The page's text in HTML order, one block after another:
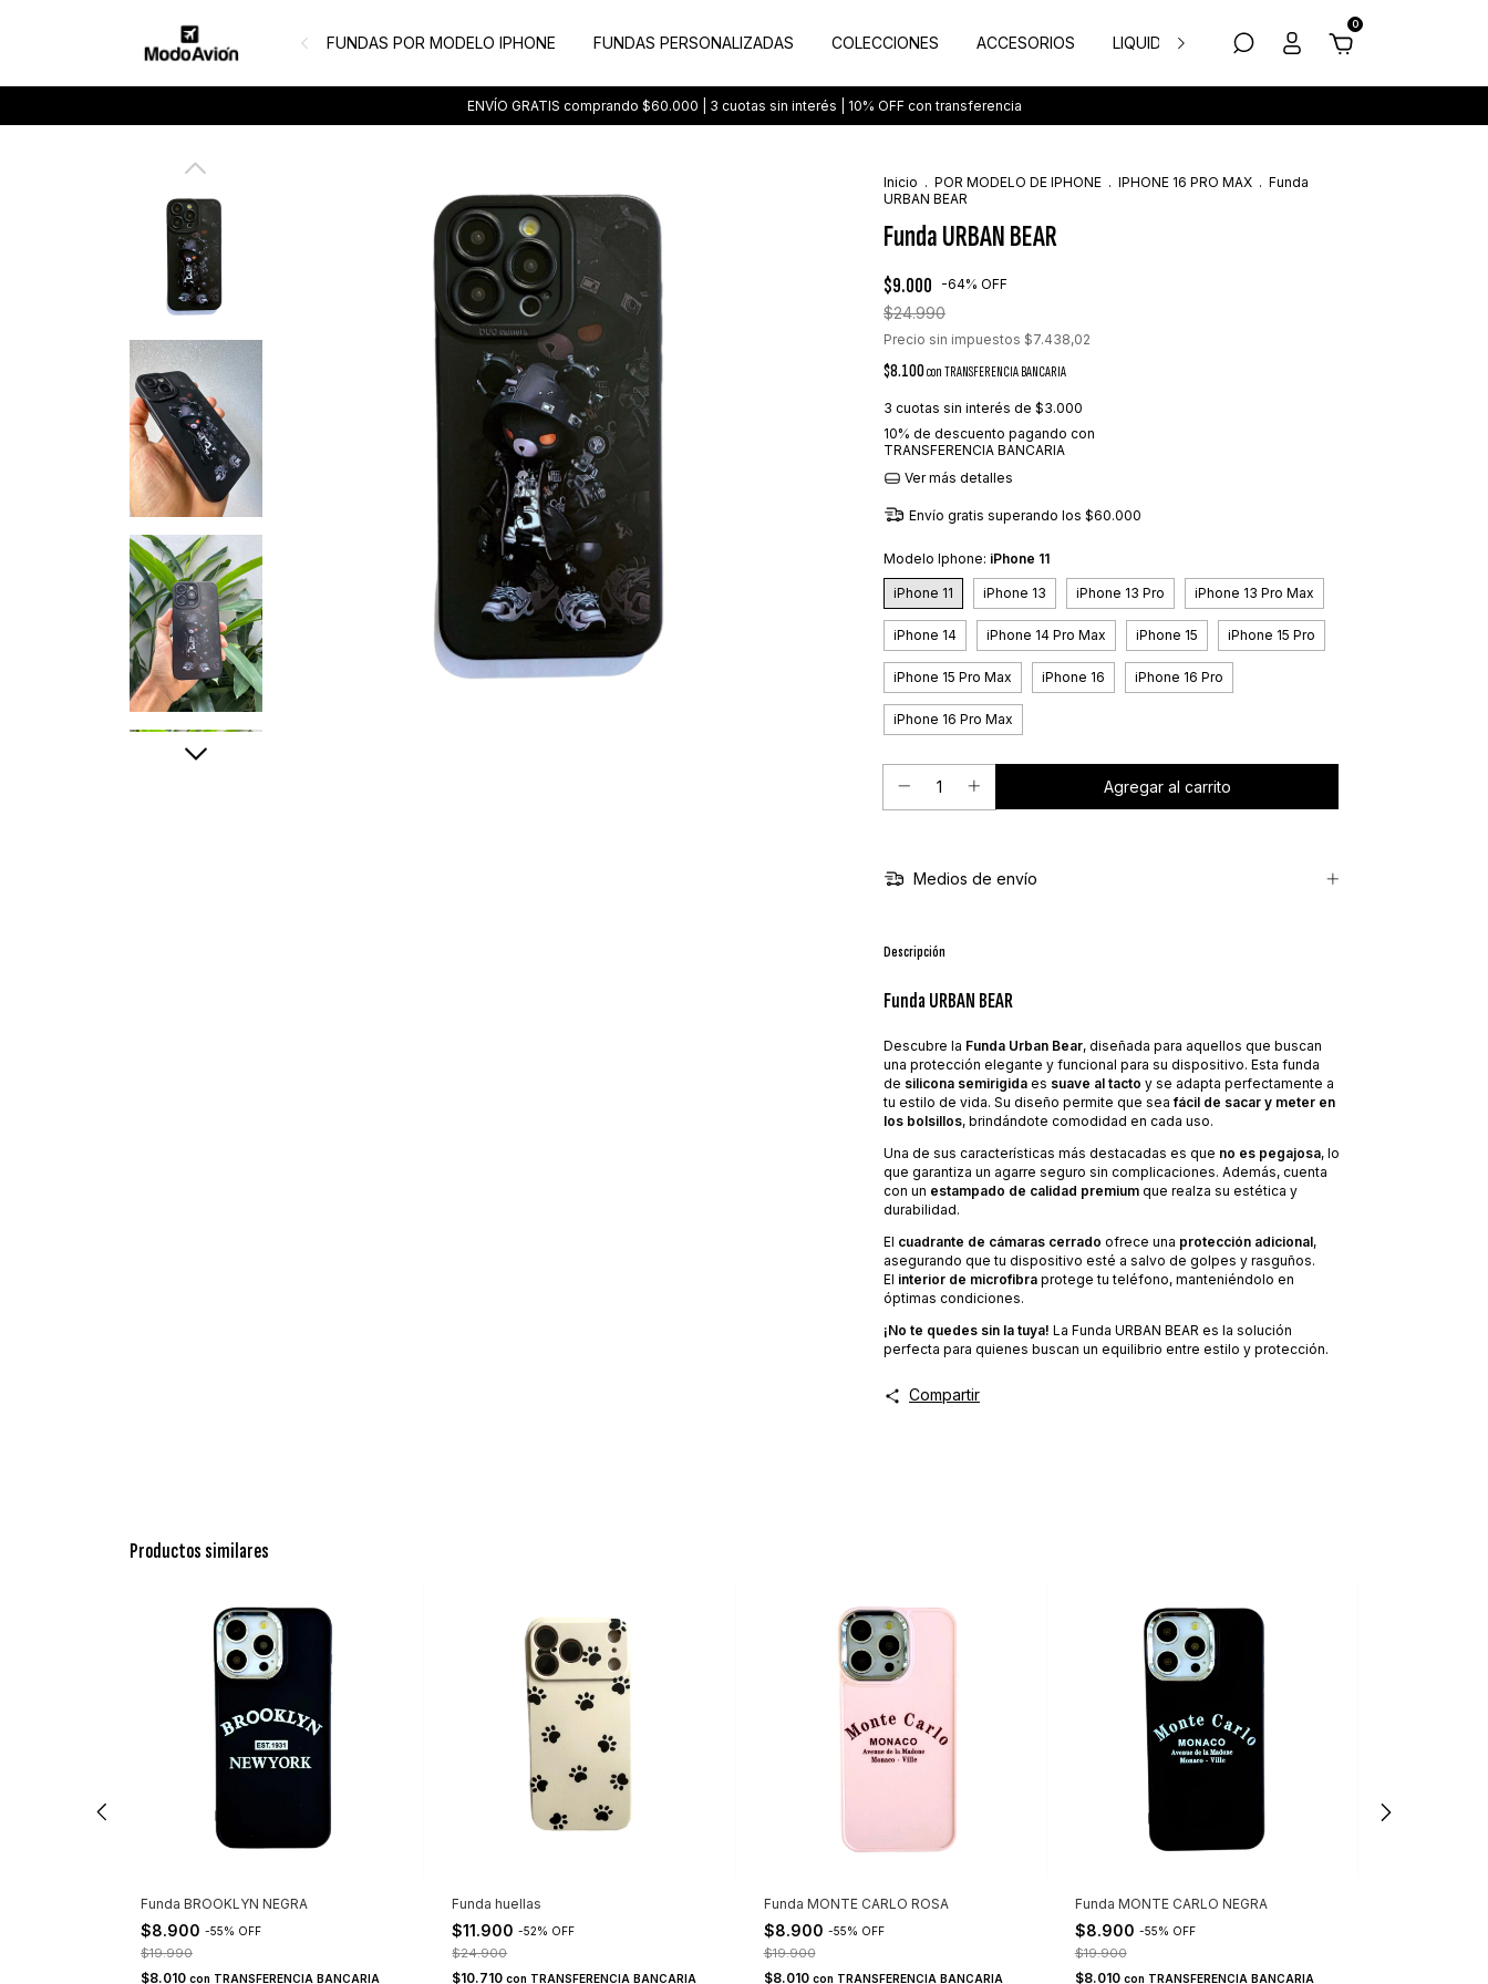
FUNDAS POR MODELO IPHONE FUNDAS PERSONALIZADAS COLECCIONES ACCESORIOS LIQUIDACION TODAS LAS FUNDAS
0
ENVÍO GRATIS comprando $60.000 | 3 cuotas sin interés | 10% OFF con transferencia
Inicio . POR MODELO DE IPHONE . IPHONE 16 PRO MAX . Funda
URBAN BEAR
Funda URBAN BEAR
$9.000 -64% OFF
$24.990
Precio sin impuestos $7.438,02
$8.100conTRANSFERENCIA BANCARIA
3 cuotas sin interés de $3.000
10% de descuento pagando con
TRANSFERENCIA BANCARIA
Ver más detalles
Envío gratis superando los $60.000
Modelo Iphone: iPhone 11
iPhone 11 iPhone 13 iPhone 13 Pro iPhone 13 Pro Max
iPhone 14 iPhone 14 Pro Max iPhone 15 iPhone 15 Pro
iPhone 15 Pro Max iPhone 16 iPhone 16 Pro
iPhone 16 Pro Max
Medios de envío
Descripción
Funda URBAN BEAR
Descubre la Funda Urban Bear, diseñada para aquellos que buscan
una protección elegante y funcional para su dispositivo. Esta funda
de silicona semirigida es suave al tacto y se adapta perfectamente a
tu estilo de vida. Su diseño permite que seafácil de sacar y meter en
los bolsillos, brindándote comodidad en cada uso.
Una de sus características más destacadas es que no es pegajosa, lo
que garantiza un agarre seguro sin complicaciones. Además, cuenta
con un estampado de calidad premium que realza su estética y
durabilidad.
El cuadrante de cámaras cerrado ofrece una protección adicional,
asegurando que tu dispositivo esté a salvo de golpes y rasguños.
El interior de microfibra protege tu teléfono, manteniéndolo en
óptimas condiciones.
¡No te quedes sin la tuya! La Funda URBAN BEAR es la solución
perfecta para quienes buscan un equilibrio entre estilo y protección.
Compartir
Productos similares
Funda BROOKLYN NEGRA
$8.900 -55% OFF
$19.990
$8.010 con TRANSFERENCIA BANCARIA
Funda huellas
$11.900-52% OFF
$24.900
$10.710con TRANSFERENCIA BANCARIA
Funda MONTE CARLO ROSA
$8.900 -55% OFF
$19.900
$8.010 con TRANSFERENCIA BANCARIA
Funda MONTE CARLO NEGRA
$8.900 -55% OFF
$19.900
$8.010 con TRANSFERENCIA BANCARIA